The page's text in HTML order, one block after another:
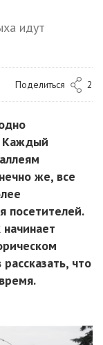
идут
Поделиться 2
Каждый
же, все
посетителей.
что